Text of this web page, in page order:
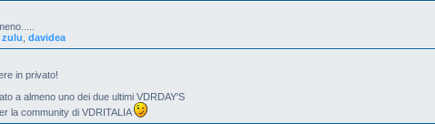
zulu davidea
in privato!
a almeno uno dei due ultimi VDRDAY'S
la community di VDRITALIA